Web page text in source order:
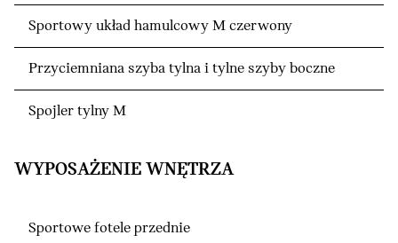
Sportowy układ hamulcowy M czerwony
Przyciemniana szyba tylna i tylne szyby boczne
Spojler tylny M
WYPOSAŻENIE WNĘTRZA
Sportowe fotele przednie